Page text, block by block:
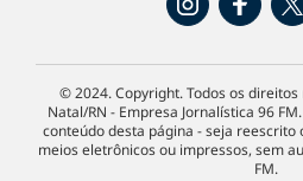
© 2024. Copyright. Todos os direitos
Natal/RN - Empresa Jornalística 96
conteúdo desta página - seja
meios eletrônicos ou impressos, sem
FM.